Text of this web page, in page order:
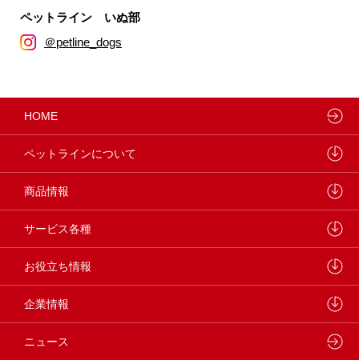
ペットライン いぬ部
＠petline_dogs
HOME
ペットラインについて
ペットラインが大切にしていること
研究開発センターについて
学会・論文発表
製品・品質管理
商品情報
ドッグフード
キャットフード
小動物
動物病院専用フード
サービス各種
ウェルネスナビ
しあわせマルシェ
どうぶつ病院宅配便
お役立ち情報
ペットライン 犬ノート
ペットライン 猫ノート
企業情報
会社概要・事業所
ニュース